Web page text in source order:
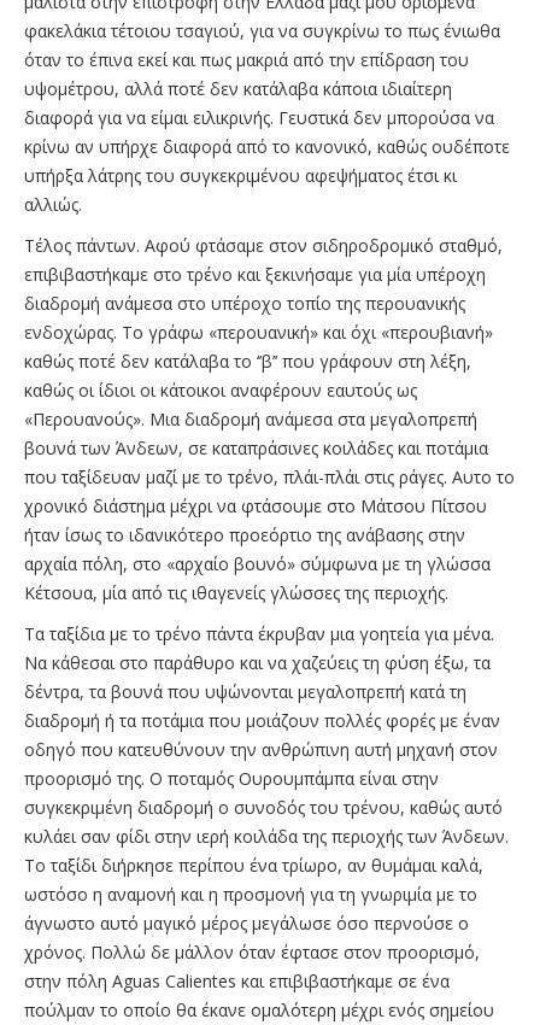
φακελάκια τέτοιου τσαγιού, για να συγκρίνω το πως ένιωθα
όταν το έπινα εκεί και πως μακριά από την επίδραση του
υψομέτρου, αλλά ποτέ δεν κατάλαβα κάποια ιδιαίτερη
διαφορά για να είμαι ειλικρινής. Γευστικά δεν μπορούσα να
κρίνω αν υπήρχε διαφορά από το κανονικό, καθώς ουδέποτε
υπήρξα λάτρης του συγκεκριμένου αφεψήματος έτσι κι
αλλιώς.
Τέλος πάντων. Αφού φτάσαμε στον σιδηροδρομικό σταθμό,
επιβιβαστήκαμε στο τρένο και ξεκινήσαμε για μία υπέροχη
διαδρομή ανάμεσα στο υπέροχο τοπίο της περουανικής
ενδοχώρας. Το γράφω «περουανική» και όχι «περουβιανή»
καθώς ποτέ δεν κατάλαβα το ‘’β’’ που γράφουν στη λέξη,
καθώς οι ίδιοι οι κάτοικοι αναφέρουν εαυτούς ως
«Περουανούς». Μια διαδρομή ανάμεσα στα μεγαλοπρεπή
βουνά των Άνδεων, σε καταπράσινες κοιλάδες και ποτάμια
που ταξίδευαν μαζί με το τρένο, πλάι-πλάι στις ράγες. Aυτο το
χρονικό διάστημα μέχρι να φτάσουμε στο Μάτσου Πίτσου
ήταν ίσως το ιδανικότερο προεόρτιο της ανάβασης στην
αρχαία πόλη, στο «αρχαίο βουνό» σύμφωνα με τη γλώσσα
Κέτσουα, μία από τις ιθαγενείς γλώσσες της περιοχής.
Τα ταξίδια με το τρένο πάντα έκρυβαν μια γοητεία για μένα.
Να κάθεσαι στο παράθυρο και να χαζεύεις τη φύση έξω, τα
δέντρα, τα βουνά που υψώνονται μεγαλοπρεπή κατά τη
διαδρομή ή τα ποτάμια που μοιάζουν πολλές φορές με έναν
οδηγό που κατευθύνουν την ανθρώπινη αυτή μηχανή στον
προορισμό της. Ο ποταμός Ουρουμπάμπα είναι στην
συγκεκριμένη διαδρομή ο συνοδός του τρένου, καθώς αυτό
κυλάει σαν φίδι στην ιερή κοιλάδα της περιοχής των Άνδεων.
Το ταξίδι διήρκησε περίπου ένα τρίωρο, αν θυμάμαι καλά,
ωστόσο η αναμονή και η προσμονή για τη γνωριμία με το
άγνωστο αυτό μαγικό μέρος μεγάλωσε όσο περνούσε ο
χρόνος. Πολλώ δε μάλλον όταν έφτασε στον προορισμό,
στην πόλη Aguas Calientes και επιβιβαστήκαμε σε ένα
πούλμαν το οποίο θα έκανε ομαλότερη μέχρι ενός σημείου